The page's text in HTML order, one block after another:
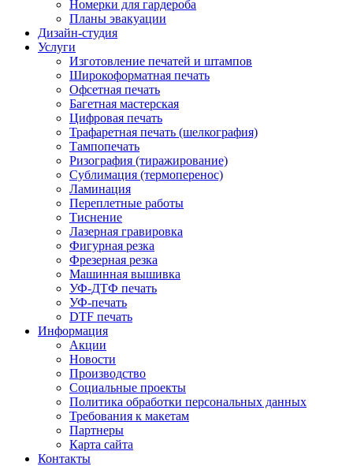
Номерки для гардероба
Планы эвакуации
Дизайн-студия
Услуги
Изготовление печатей и штампов
Широкоформатная печать
Офсетная печать
Багетная мастерская
Цифровая печать
Трафаретная печать (шелкография)
Тампопечать
Ризография (тиражирование)
Сублимация (термоперенос)
Ламинация
Переплетные работы
Тиснение
Лазерная гравировка
Фигурная резка
Фрезерная резка
Машинная вышивка
УФ-ДТФ печать
УФ-печать
DTF печать
Информация
Акции
Новости
Производство
Социальные проекты
Политика обработки персональных данных
Требования к макетам
Партнеры
Карта сайта
Контакты